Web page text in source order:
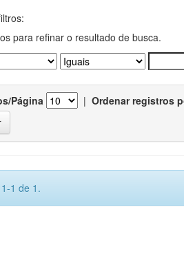
para refinar o resultado de busca.
Página | Ordenar registros
1 de 1.